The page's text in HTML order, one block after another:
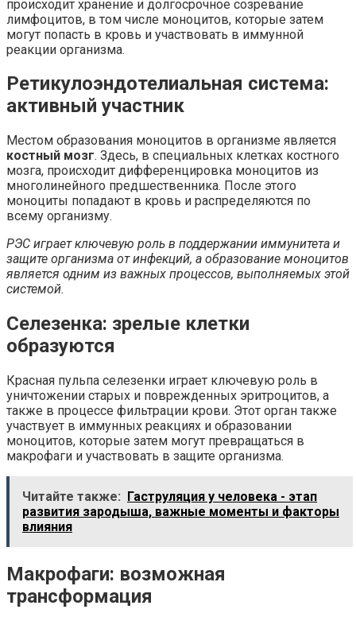
происходит хранение и долгосрочное созревание
лимфоцитов, в том числе моноцитов, которые затем
могут попасть в кровь и участвовать в иммунной
реакции организма.
Ретикулоэндотелиальная система:
активный участник
Местом образования моноцитов в организме является
костный мозг. Здесь, в специальных клетках костного
мозга, происходит дифференцировка моноцитов из
многолинейного предшественника. После этого
моноциты попадают в кровь и распределяются по
всему организму.
РЭС играет ключевую роль в поддержании иммунитета и
защите организма от инфекций, а образование моноцитов
является одним из важных процессов, выполняемых этой
системой.
Селезенка: зрелые клетки
образуются
Красная пульпа селезенки играет ключевую роль в
уничтожении старых и поврежденных эритроцитов, а
также в процессе фильтрации крови. Этот орган также
участвует в иммунных реакциях и образовании
моноцитов, которые затем могут превращаться в
макрофаги и участвовать в защите организма.
Читайте также:
Гаструляция у человека - этап
развития зародыша, важные моменты и факторы
влияния
Макрофаги: возможная
трансформация